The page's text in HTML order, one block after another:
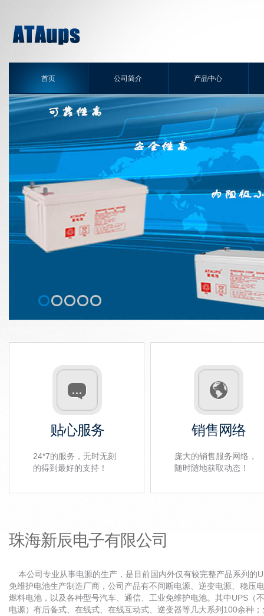
首页 公司简介 产品中心
贴心服务
24*7的服务，无时无刻
的得到最好的支持！
销售网络
庞大的销售服务网络，
随时随地获取动态！
珠海新辰电子有限公司
本公司专业从事电源的生产，是目前国内外仅有较完整产品系列的
免维护电池生产制造厂商，公司产品有不间断电源、逆变电源、稳压
燃料电池，以及各种型号汽车、通信、工业免维护电池。其中UPS（
电源）有后备式、在线式、在线互动式、逆变器等几大系列100余种；